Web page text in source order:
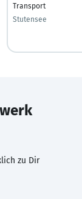
Transport
Stutensee
zu Dir